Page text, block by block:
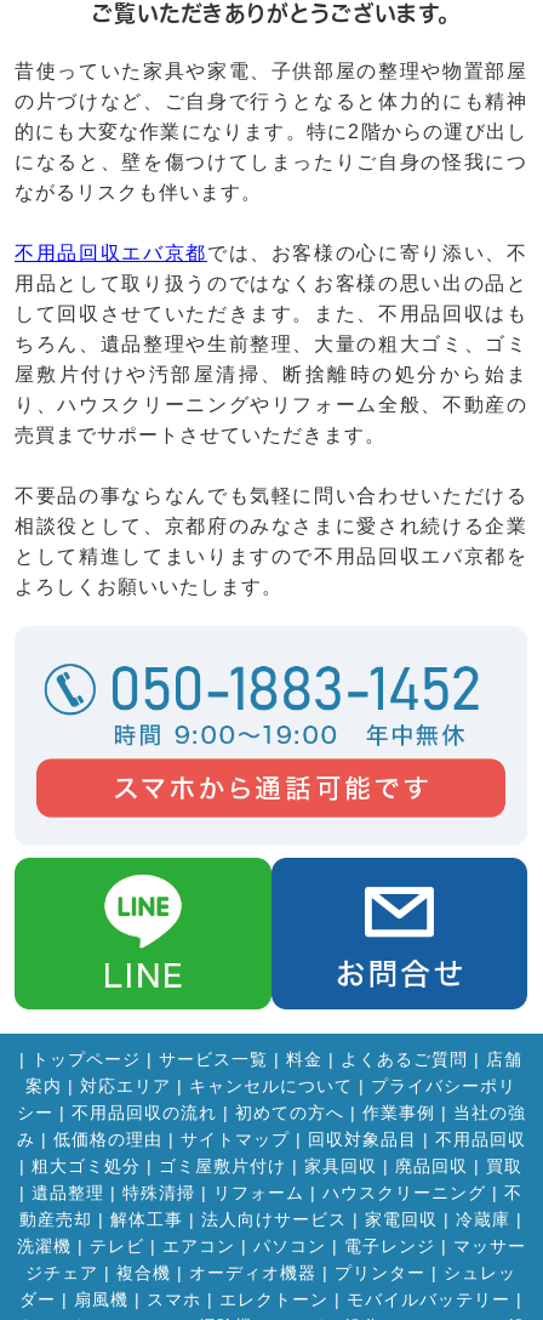
ご覧いただきありがとうございます。
昔使っていた家具や家電、子供部屋の整理や物置部屋
の片づけなど、ご自身で行うとなると体力的にも精神
的にも大変な作業になります。特に2階からの運び出し
になると、壁を傷つけてしまったりご自身の怪我につ
ながるリスクも伴います。
不用品回収エバ京都では、お客様の心に寄り添い、不
用品として取り扱うのではなくお客様の思い出の品と
して回収させていただきます。また、不用品回収はも
ちろん、遺品整理や生前整理、大量の粗大ゴミ、ゴミ
屋敷片付けや汚部屋清掃、断捨離時の処分から始ま
り、ハウスクリーニングやリフォーム全般、不動産の
売買までサポートさせていただきます。
不要品の事ならなんでも気軽に問い合わせいただける
相談役として、京都府のみなさまに愛され続ける企業
として精進してまいりますので不用品回収エバ京都を
よろしくお願いいたします。
| トップページ | サービス一覧 | 料金 | よくあるご質問 | 店舗
案内 | 対応エリア | キャンセルについて | プライバシーポリ
シー | 不用品回収の流れ | 初めての方へ | 作業事例 | 当社の強
み | 低価格の理由 | サイトマップ| 回収対象品目 | 不用品回収
| 粗大ゴミ処分 | ゴミ屋敷片付け | 家具回収 | 廃品回収 | 買取
| 遺品整理 | 特殊清掃 | リフォーム | ハウスクリーニング | 不
動産売却 | 解体工事 | 法人向けサービス | 家電回収 | 冷蔵庫 |
洗濯機 | テレビ | エアコン | パソコン | 電子レンジ | マッサー
ジチェア | 複合機 | オーディオ機器 | プリンター | シュレッ
ダー | 扇風機 | スマホ | エレクトーン | モバイルバッテリー |